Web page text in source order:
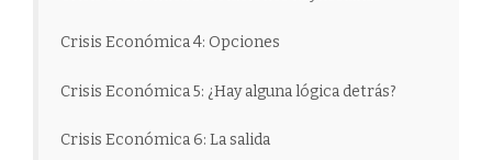
Crisis Económica 4: Opciones
Crisis Económica 5: ¿Hay alguna lógica detrás?
Crisis Económica 6: La salida